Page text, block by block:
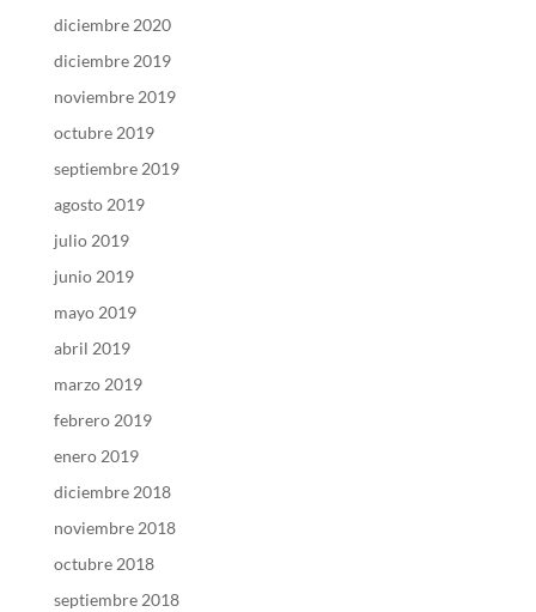
diciembre 2020
diciembre 2019
noviembre 2019
octubre 2019
septiembre 2019
agosto 2019
julio 2019
junio 2019
mayo 2019
abril 2019
marzo 2019
febrero 2019
enero 2019
diciembre 2018
noviembre 2018
octubre 2018
septiembre 2018